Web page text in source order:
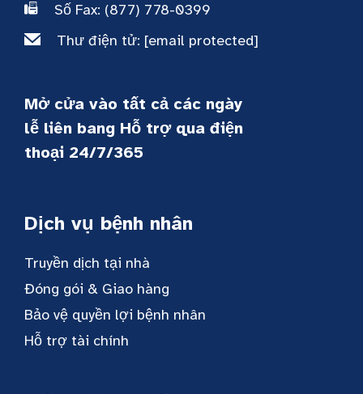
Số Fax: (877) 778-0399
Thư điện tử: [email protected]
Mở cửa vào tất cả các ngày
lễ liên bang Hỗ trợ qua điện
thoại 24/7/365
Dịch vụ bệnh nhân
Truyền dịch tại nhà
Đóng gói & Giao hàng
Bảo vệ quyền lợi bệnh nhân
Hỗ trợ tài chính